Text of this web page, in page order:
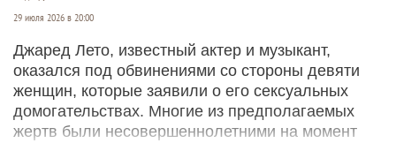
29 июля 2026 в 20:00
Джаред Лето, известный актер и музыкант,
оказался под обвинениями со стороны девяти
женщин, которые заявили о его сексуальных
домогательствах. Многие из предполагаемых
жертв были несовершеннолетними на момент